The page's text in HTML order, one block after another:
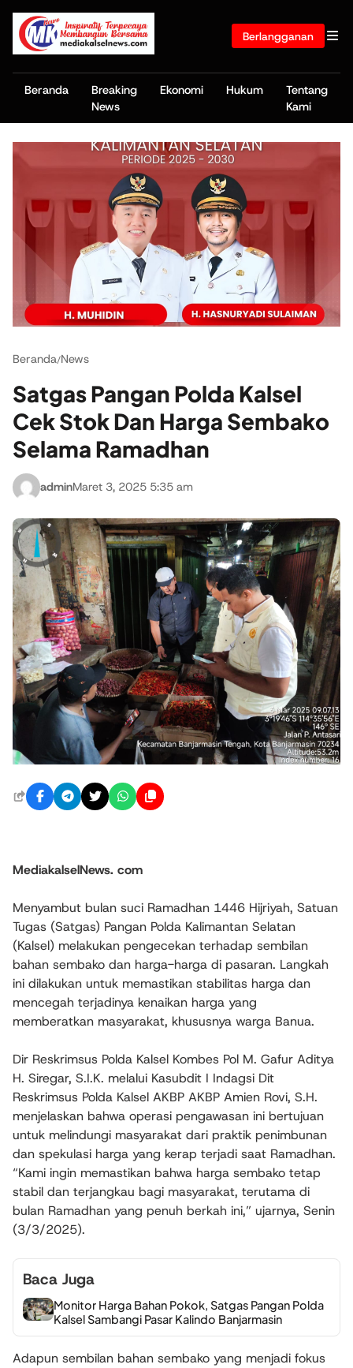
Berlangganan
Beranda
Breaking
News
Ekonomi Hukum
Tentang
Kami
Beranda/News
Satgas Pangan Polda Kalsel
Cek Stok Dan Harga Sembako
Selama Ramadhan
adminMaret 3, 2025 5:35 am
MediakalselNews. com
Menyambut bulan suci Ramadhan 1446 Hijriyah, Satuan
Tugas (Satgas) Pangan Polda Kalimantan Selatan
(Kalsel) melakukan pengecekan terhadap sembilan
bahan sembako dan harga-harga di pasaran. Langkah
ini dilakukan untuk memastikan stabilitas harga dan
mencegah terjadinya kenaikan harga yang
memberatkan masyarakat, khususnya warga Banua.
Dir Reskrimsus Polda Kalsel Kombes Pol M. Gafur Aditya
H. Siregar, S.I.K. melalui Kasubdit I Indagsi Dit
Reskrimsus Polda Kalsel AKBP AKBP Amien Rovi, S.H.
menjelaskan bahwa operasi pengawasan ini bertujuan
untuk melindungi masyarakat dari praktik penimbunan
dan spekulasi harga yang kerap terjadi saat Ramadhan.
“Kami ingin memastikan bahwa harga sembako tetap
stabil dan terjangkau bagi masyarakat, terutama di
bulan Ramadhan yang penuh berkah ini,” ujarnya, Senin
(3/3/2025).
Baca Juga
Monitor Harga Bahan Pokok, Satgas Pangan Polda
Kalsel Sambangi Pasar Kalindo Banjarmasin
Adapun sembilan bahan sembako yang menjadi fokus